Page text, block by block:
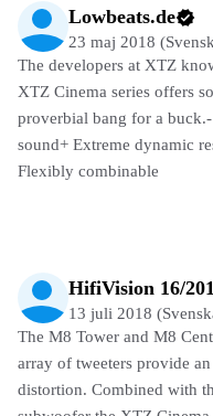
Lowbeats.de
23 maj 2018
The developers at XTZ
XTZ Cinema series offers
proverbial bang for a
sound+ Extreme dynamic
Flexibly combinable
HifiVision 16/
13 juli 2018
The M8 Tower and M8
array of tweeters provide
distortion. Combined with